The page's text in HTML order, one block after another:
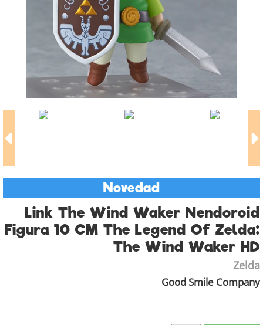
Novedad
Link The Wind Waker Nendoroid
Figura 10 CM The Legend Of Zelda:
The Wind Waker HD
Zelda
Good Smile Company